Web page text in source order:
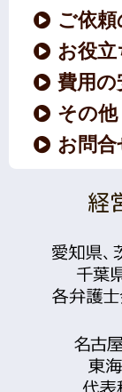
ご依
お役立
費用
その他
お問
経